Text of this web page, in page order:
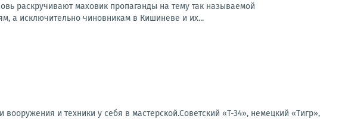
раскручивают маховик пропаганды на тему так называемой
а исключительно чиновникам в Кишиневе и их...
и техники у себя в мастерской.Советский «Т-34», немецкий «Тигр»,